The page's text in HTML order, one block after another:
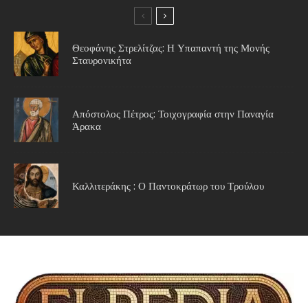
Θεοφάνης Στρελίτζας: Η Υπαπαντή της Μονής
Σταυρονικήτα
Απόστολος Πέτρος: Τοιχογραφία στην Παναγία
Άρακα
Καλλιτεράκης : Ο Παντοκράτωρ του Τρούλου